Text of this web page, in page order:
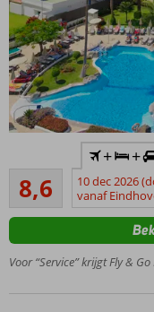
Sfeervol
boutique
hotel
Adult
min.
8,6Aanrader
22
beoordelingen
+ +
10 dec 2026
vanaf
Voor “Service” krijgt Fly &